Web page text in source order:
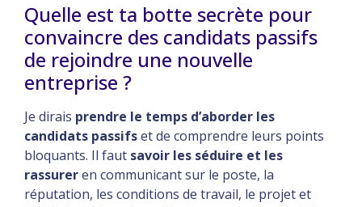
Quelle est ta botte secrète pour
convaincre des candidats passifs
de rejoindre une nouvelle
entreprise ?
Je dirais prendre le temps d’aborder les
candidats passifset de comprendre leurs points
bloquants. Il faut savoir les séduire et les
rassureren communicant sur le poste, la
réputation, les conditions de travail, le projet et